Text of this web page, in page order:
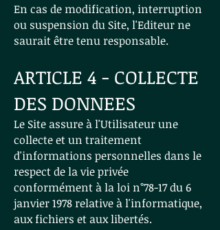
En cas de modification, interruption
ou suspension du Site, l'Editeur ne
saurait être tenu responsable.
ARTICLE 4 - COLLECTE
DES DONNEES
Le Site assure à l'Utilisateur une
collecte et un traitement
d'informations personnelles dans le
respect de la vie privée
conformément à la loi n°78-17 du 6
janvier 1978 relative à l'informatique,
aux fichiers et aux libertés.